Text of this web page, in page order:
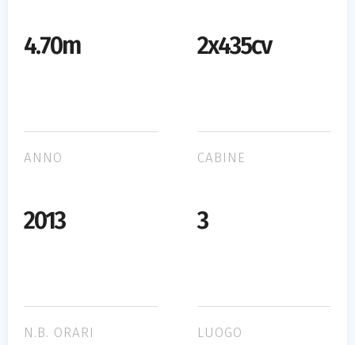
4.70m 2x435cv
ANNO
2013
CABINE
3
N.B. ORARI LUOGO